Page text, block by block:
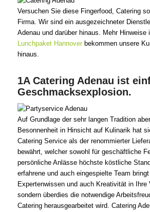
Versuchen Sie diese Fingerfood, Catering
Firma. Wir sind ein ausgezeichneter
Adenau und darüber hinaus. Mehr Hinweise
Lunchpaket Hannoverbekommen unsere
hinaus.
1A Catering Adenau ist
Geschmacksexplosion.
Auf Grundlage der sehr langen Tradition
Besonnenheit in Hinsicht auf Kulinarik hat
Catering Service als der renommierter
bewährt, welcher sowohl für geschäftliche
persönliche Anlässe höchste köstliche
erfahrene und auch eingespielte Team
Expertenwissen und auch Kreativität in Ihre
sondern überdies die notwendige
Catering herausgearbeitet wird. Catering